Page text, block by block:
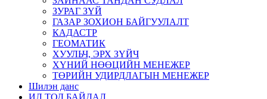
ЗУРАГ ЗҮЙ
ГАЗАР ЗОХИОН БАЙГУУЛАЛТ
КАДАСТР
ГЕОМАТИК
ХУУЛЬЧ, ЭРХ ЗҮЙЧ
ХҮНИЙ НӨӨЦИЙН МЕНЕЖЕР
ТӨРИЙН УДИРДЛАГЫН МЕНЕЖЕР
Шилэн данс
ИЛ ТОД БАЙДАЛ